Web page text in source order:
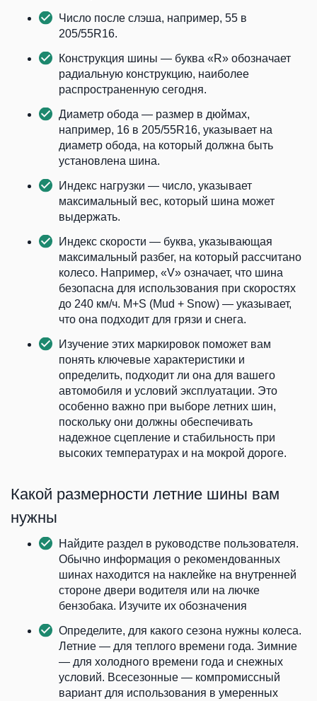
Число после слэша, например, 55 в
205/55R16.
Конструкция шины — буква «R» обозначает
радиальную конструкцию, наиболее
распространенную сегодня.
Диаметр обода — размер в дюймах,
например, 16 в 205/55R16, указывает на
диаметр обода, на который должна быть
установлена шина.
Индекс нагрузки — число, указывает
максимальный вес, который шина может
выдержать.
Индекс скорости — буква, указывающая
максимальный разбег, на который рассчитано
колесо. Например, «V» означает, что шина
безопасна для использования при скоростях
до 240 км/ч. M+S (Mud + Snow) — указывает,
что она подходит для грязи и снега.
Изучение этих маркировок поможет вам
понять ключевые характеристики и
определить, подходит ли она для вашего
автомобиля и условий эксплуатации. Это
особенно важно при выборе летних шин,
поскольку они должны обеспечивать
надежное сцепление и стабильность при
высоких температурах и на мокрой дороге.
Какой размерности летние шины вам
нужны
Найдите раздел в руководстве пользователя.
Обычно информация о рекомендованных
шинах находится на наклейке на внутренней
стороне двери водителя или на лючке
бензобака. Изучите их обозначения
Определите, для какого сезона нужны колеса.
Летние — для теплого времени года. Зимние
— для холодного времени года и снежных
условий. Всесезонные — компромиссный
вариант для использования в умеренных